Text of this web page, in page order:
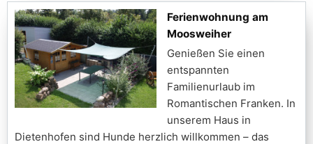
Ferienwohnung am
Moosweiher
Genießen Sie einen
entspannten
Familienurlaub im
Romantischen Franken. In
unserem Haus in
Dietenhofen sind Hunde herzlich willkommen – das